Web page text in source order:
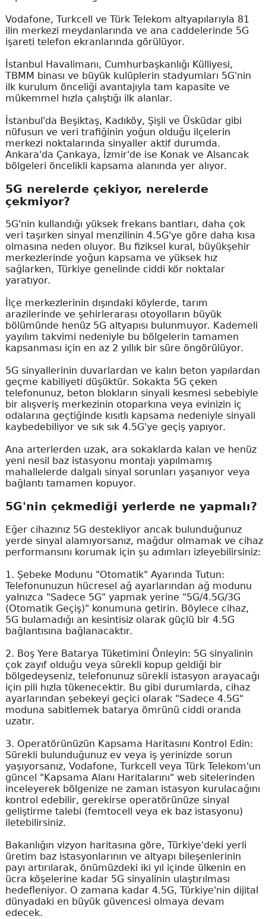
Vodafone, Turkcell ve Türk Telekom altyapılarıyla 81
ilin merkezi meydanlarında ve ana caddelerinde 5G
işareti telefon ekranlarında görülüyor.
İstanbul Havalimanı, Cumhurbaşkanlığı Külliyesi,
TBMM binası ve büyük kulüplerin stadyumları 5G'nin
ilk kurulum önceliği avantajıyla tam kapasite ve
mükemmel hızla çalıştığı ilk alanlar.
İstanbul'da Beşiktaş, Kadıköy, Şişli ve Üsküdar gibi
nüfusun ve veri trafiğinin yoğun olduğu ilçelerin
merkezi noktalarında sinyaller aktif durumda.
Ankara'da Çankaya, İzmir'de ise Konak ve Alsancak
bölgeleri öncelikli kapsama alanında yer alıyor.
5G nerelerde çekiyor, nerelerde
çekmiyor?
5G'nin kullandığı yüksek frekans bantları, daha çok
veri taşırken sinyal menzilinin 4.5G'ye göre daha kısa
olmasına neden oluyor. Bu fiziksel kural, büyükşehir
merkezlerinde yoğun kapsama ve yüksek hız
sağlarken, Türkiye genelinde ciddi kör noktalar
yaratıyor.
İlçe merkezlerinin dışındaki köylerde, tarım
arazilerinde ve şehirlerarası otoyolların büyük
bölümünde henüz 5G altyapısı bulunmuyor. Kademeli
yayılım takvimi nedeniyle bu bölgelerin tamamen
kapsanması için en az 2 yıllık bir süre öngörülüyor.
5G sinyallerinin duvarlardan ve kalın beton yapılardan
geçme kabiliyeti düşüktür. Sokakta 5G çeken
telefonunuz, beton blokların sinyali kesmesi sebebiyle
bir alışveriş merkezinin otoparkına veya evinizin iç
odalarına geçtiğinde kısıtlı kapsama nedeniyle sinyali
kaybedebiliyor ve sık sık 4.5G'ye geçiş yapıyor.
Ana arterlerden uzak, ara sokaklarda kalan ve henüz
yeni nesil baz istasyonu montajı yapılmamış
mahallelerde dalgalı sinyal sorunları yaşanıyor veya
bağlantı tamamen kopuyor.
5G'nin çekmediği yerlerde ne yapmalı?
Eğer cihazınız 5G destekliyor ancak bulunduğunuz
yerde sinyal alamıyorsanız, mağdur olmamak ve cihaz
performansını korumak için şu adımları izleyebilirsiniz:
1. Şebeke Modunu "Otomatik" Ayarında Tutun:
Telefonunuzun hücresel ağ ayarlarından ağ modunu
yalnızca "Sadece 5G" yapmak yerine "5G/4.5G/3G
(Otomatik Geçiş)" konumuna getirin. Böylece cihaz,
5G bulamadığı an kesintisiz olarak güçlü bir 4.5G
bağlantısına bağlanacaktır.
2. Boş Yere Batarya Tüketimini Önleyin: 5G sinyalinin
çok zayıf olduğu veya sürekli kopup geldiği bir
bölgedeyseniz, telefonunuz sürekli istasyon arayacağı
için pili hızla tükenecektir. Bu gibi durumlarda, cihaz
ayarlarından şebekeyi geçici olarak "Sadece 4.5G"
moduna sabitlemek batarya ömrünü ciddi oranda
uzatır.
3. Operatörünüzün Kapsama Haritasını Kontrol Edin:
Sürekli bulunduğunuz ev veya iş yerinizde sorun
yaşıyorsanız, Vodafone, Turkcell veya Türk Telekom'un
güncel "Kapsama Alanı Haritalarını" web sitelerinden
inceleyerek bölgenize ne zaman istasyon kurulacağını
kontrol edebilir, gerekirse operatörünüze sinyal
geliştirme talebi (femtocell veya ek baz istasyonu)
iletebilirsiniz.
Bakanlığın vizyon haritasına göre, Türkiye'deki yerli
üretim baz istasyonlarının ve altyapı bileşenlerinin
payı artırılarak, önümüzdeki iki yıl içinde ülkenin en
ücra köşelerine kadar 5G sinyalinin ulaştırılması
hedefleniyor. O zamana kadar 4.5G, Türkiye'nin dijital
dünyadaki en büyük güvencesi olmaya devam
edecek.